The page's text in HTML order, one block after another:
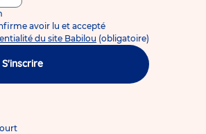
avoir lu et accepté
du site Babilou (obligatoire)
S'inscrire